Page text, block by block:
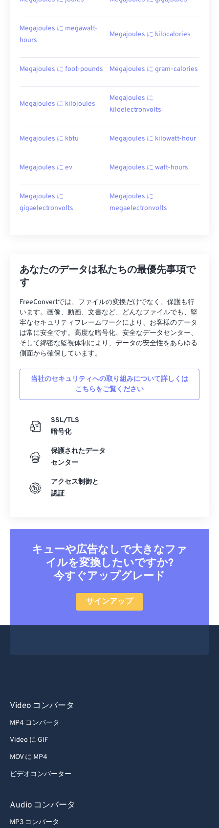
Megajoules に megawatt-
hours
Megajoules に kilocalories
Megajoules に foot-pounds Megajoules に gram-calories
Megajoules に kilojoules
Megajoules に
kiloelectronvolts
Megajoules に kbtu Megajoules に kilowatt-hour
Megajoules に ev Megajoules に watt-hours
Megajoules に
gigaelectronvolts
Megajoules に
megaelectronvolts
あなたのデータは私たちの最優先事項で
す
FreeConvertでは、ファイルの変換だけでなく、保護も行
います。画像、動画、文書など、どんなファイルでも、堅
牢なセキュリティフレームワークにより、お客様のデータ
は常に安全です。高度な暗号化、安全なデータセンター、
そして綿密な監視体制により、データの安全性をあらゆる
側面から確保しています。
当社のセキュリティへの取り組みについて詳しくは
こちらをご覧ください
SSL/TLS
暗号化
保護されたデータ
センター
アクセス制御と
認証
キューや広告なしで大きなファ
イルを変換したいですか?
今すぐアップグレード
サインアップ
Video コンバータ
MP4 コンバータ
Video に GIF
MOV に MP4
ビデオコンバーター
Audio コンバータ
MP3 コンバータ